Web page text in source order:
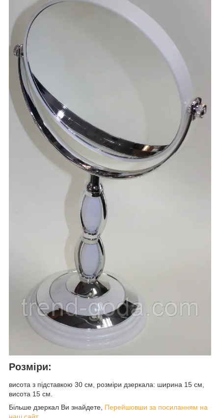
Розміри:
висота з підставкою 30 см, розміри дзеркала: ширина 15 см,
висота 15 см.
Більше дзеркал Ви знайдете, Перейшовши за посиланням на
наш сайт.